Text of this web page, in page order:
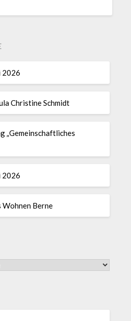
2026
Christine Schmidt
„Gemeinschaftliches
2026
Wohnen Berne